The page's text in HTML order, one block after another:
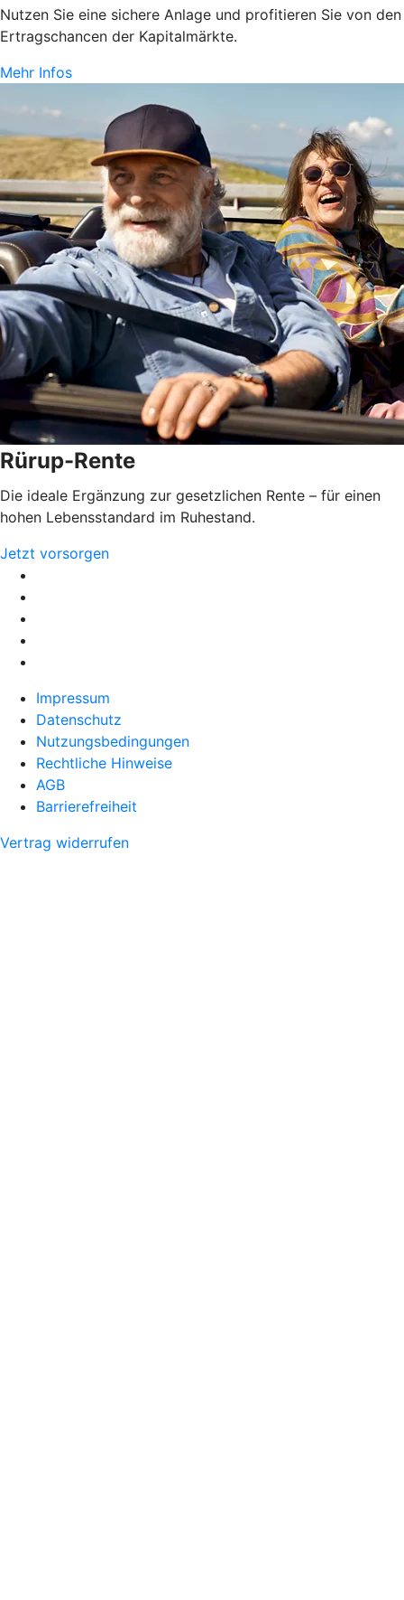
Nutzen Sie eine sichere Anlage und profitieren Sie von den
Ertragschancen der Kapitalmärkte.
Mehr Infos
Rürup-Rente
Die ideale Ergänzung zur gesetzlichen Rente – für einen
hohen Lebensstandard im Ruhestand.
Jetzt vorsorgen
Impressum
Datenschutz
Nutzungsbedingungen
Rechtliche Hinweise
AGB
Barrierefreiheit
Vertrag widerrufen